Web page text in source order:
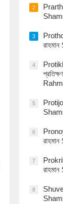
2
3
4
5
6
7
8